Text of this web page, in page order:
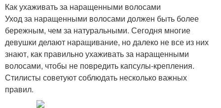
Как ухаживать за наращенными волосами
Уход за наращенными волосами должен быть более
бережным, чем за натуральными. Сегодня многие
девушки делают наращивание, но далеко не все из них
знают, как правильно ухаживать за наращенными
волосами, чтобы не повредить капсулы-крепления.
Стилисты советуют соблюдать несколько важных
правил.